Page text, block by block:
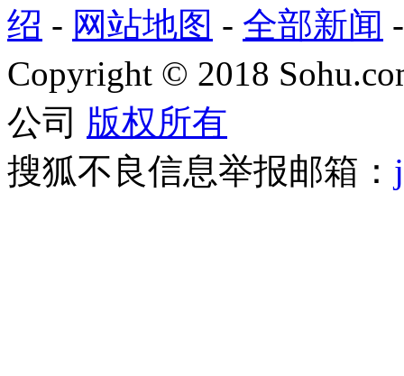
绍 - 网站地图 - 全部新闻
Copyright © 2018
公司 版权所有
搜狐不良信息举报邮箱：